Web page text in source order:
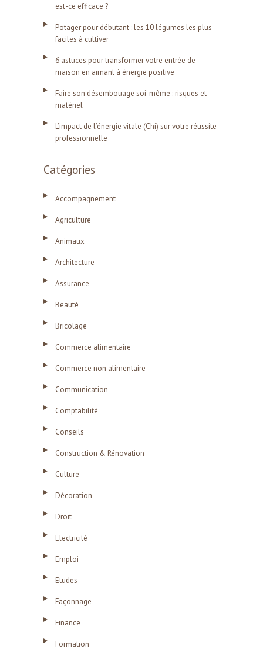
est-ce efficace ?
Potager pour débutant : les 10 légumes les plus
faciles à cultiver
6 astuces pour transformer votre entrée de
maison en aimant à énergie positive
Faire son désembouage soi-même : risques et
matériel
L’impact de l’énergie vitale (Chi) sur votre réussite
professionnelle
Catégories
Accompagnement
Agriculture
Animaux
Architecture
Assurance
Beauté
Bricolage
Commerce alimentaire
Commerce non alimentaire
Communication
Comptabilité
Conseils
Construction & Rénovation
Culture
Décoration
Droit
Electricité
Emploi
Etudes
Façonnage
Finance
Formation